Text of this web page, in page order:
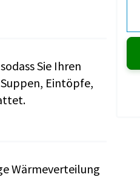
Sie Ihren
Eintöpfe,
Wärmeverteilung